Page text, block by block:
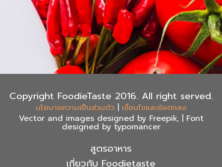
Copyright FoodieTaste 2016. All right served.
นโยบายความเป็นส่วนตัว | เงื่อนไขและข้อตกลง
Vector and images designed by Freepik, | Font
designed by typomancer
สูตรอาหาร
เกี่ยวกับ Foodietaste